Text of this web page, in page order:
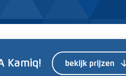
Kamiq! bekijk prijzen